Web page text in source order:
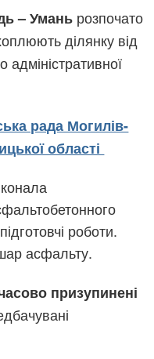
– Умань розпочато
ділянку від
адміністративної
рада Могилів-
області
роботи.
асфальту.
призупинені